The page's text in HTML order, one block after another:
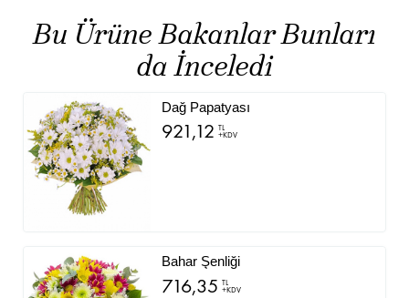
Bu Ürüne Bakanlar Bunları
da İnceledi
Dağ Papatyası
921,12 TL
+KDV
Bahar Şenliği
716,35 TL
+KDV